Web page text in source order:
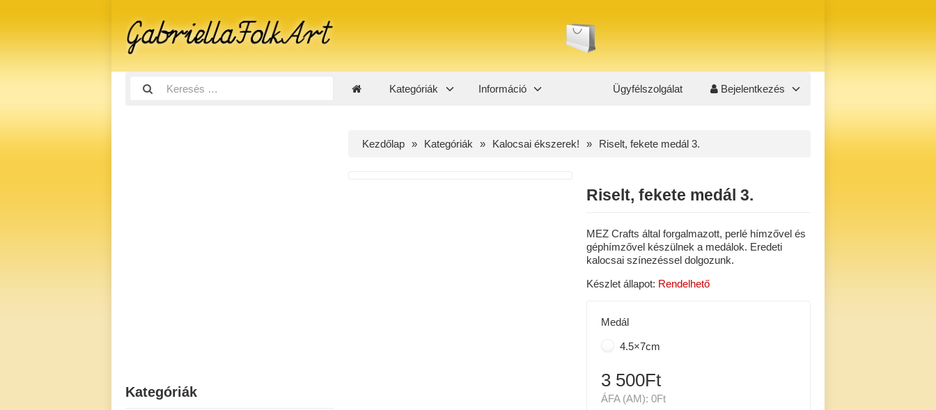
Kategóriák Információ Ügyfélszolgálat Bejelentkezés
Kategóriák
Kezdőlap Kategóriák Kalocsai ékszerek! Riselt, fekete medál 3.
Riselt, fekete medál 3.
MEZ Crafts által forgalmazott, perlé hímzővel és
géphímzővel készülnek a medálok. Eredeti
kalocsai színezéssel dolgozunk.
Készlet állapot: Rendelhető
Medál
4.5×7cm
3 500Ft
ÁFA (AM): 0Ft